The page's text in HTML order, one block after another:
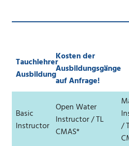
Tauchlehrer
Ausbildung
Kosten der
Ausbildungsgänge
auf Anfrage!
Basic
Instructor
Open Water
Instructor / TL
CMAS*
/